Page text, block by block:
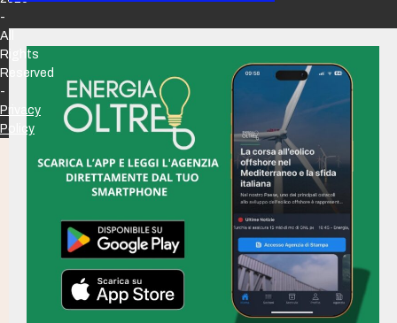
-
All
Rights
Reserved
-
Privacy
Policy